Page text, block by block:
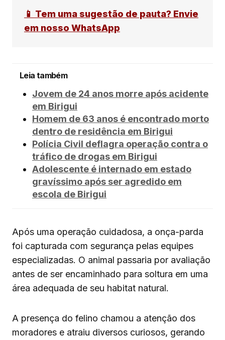
📱 Tem uma sugestão de pauta? Envie
em nosso WhatsApp
Leia também
Jovem de 24 anos morre após acidente
em Birigui
Homem de 63 anos é encontrado morto
dentro de residência em Birigui
Polícia Civil deflagra operação contra o
tráfico de drogas em Birigui
Adolescente é internado em estado
gravíssimo após ser agredido em
escola de Birigui
Após uma operação cuidadosa, a onça-parda
foi capturada com segurança pelas equipes
especializadas. O animal passaria por avaliação
antes de ser encaminhado para soltura em uma
área adequada de seu habitat natural.
A presença do felino chamou a atenção dos
moradores e atraiu diversos curiosos, gerando